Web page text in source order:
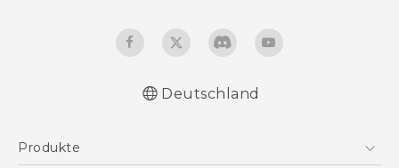
Deutschland
Produkte